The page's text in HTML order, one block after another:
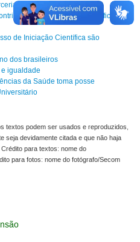
entre UnB e FAPDF
na divulgação científica e no
de Iniciação Científica são
dos brasileiros
igualdade
da Saúde toma posse
textos podem ser usados e reproduzidos,
seja devidamente citada e que não haja
para textos: nome do
para fotos: nome do fotógrafo/Secom